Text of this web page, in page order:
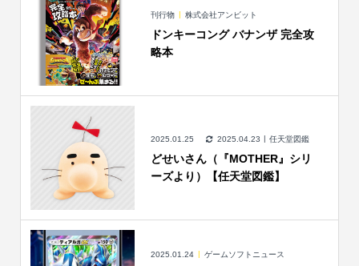
刊行物 株式会社アンビット
ドンキーコング バナンザ 完全攻
略本
2025.01.25 2025.04.23 任天堂図鑑
どせいさん（『MOTHER』シリ
ーズより）【任天堂図鑑】
2025.01.24 ゲームソフトニュース